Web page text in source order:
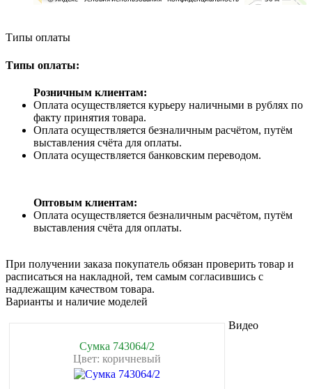
Типы оплаты
Типы оплаты:
Розничным клиентам:
Оплата осуществляется курьеру наличными в рублях по
факту принятия товара.
Оплата осуществляется безналичным расчётом, путём
выставления счёта для оплаты.
Оплата осуществляется банковским переводом.
Оптовым клиентам:
Оплата осуществляется безналичным расчётом, путём
выставления счёта для оплаты.
При получении заказа покупатель обязан проверить товар и
расписаться на накладной, тем самым согласившись с
надлежащим качеством товара.
Варианты и наличие моделей
Сумка 743064/2
Цвет: коричневый
Видео